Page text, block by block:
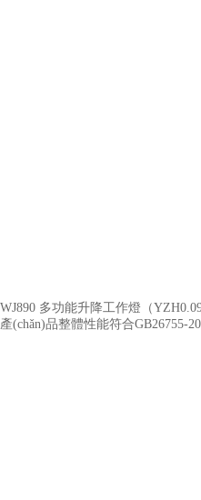
WJ890 多功能升降工作燈（
產(chǎn)品整體性能符合GB26755-